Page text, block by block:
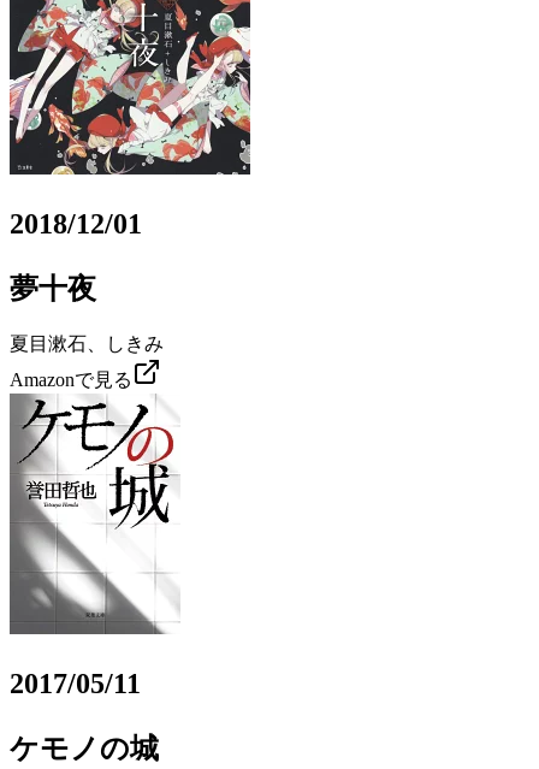
2018/12/01
夢十夜
夏目漱石、しきみ
Amazonで見る
2017/05/11
ケモノの城